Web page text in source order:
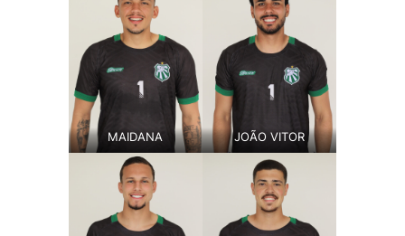
MAIDANA JOÃO VITOR